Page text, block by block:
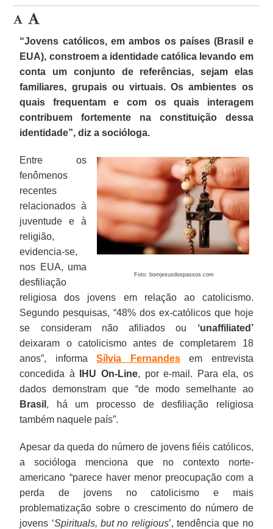
“Jovens católicos, em ambos os países (Brasil e
EUA), constroem a identidade católica levando em
conta um conjunto de referências, sejam elas
familiares, grupais ou virtuais. Os ambientes os
quais frequentam e com os quais interagem
contribuem fortemente na constituição dessa
identidade”, diz a socióloga.
Foto: bomjesusdospassos.com
Entre os
fenômenos
recentes
relacionados à
juventude e à
religião,
evidencia-se,
nos EUA, uma
desfiliação
religiosa dos jovens em relação ao catolicismo.
Segundo pesquisas, “48% dos ex-católicos que hoje
se consideram não afiliados ou ‘unaffiliated’
deixaram o catolicismo antes de completarem 18
anos”, informaSílvia Fernandesem entrevista
concedida à
IHU On-Line, por e-mail. Para ela, os
dados demonstram que “de modo semelhante ao
Brasil , há um processo de desfiliação religiosa
também naquele país”.
Apesar da queda do número de jovens fiéis católicos,
a socióloga menciona que no contexto norte-
americano “parece haver menor preocupação com a
perda de jovens no catolicismo e mais
problematização sobre o crescimento do número de
jovens ‘Spirituals, but no religious’, tendência que no